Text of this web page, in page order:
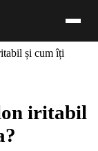
și cum îți
iritabil